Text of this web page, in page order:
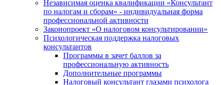
Независимая оценка квалификации «Консультант
по налогам и сборам» - индивидуальная форма
профессиональной активности
Законопроект «О налоговом консультировании»
Психологическая поддержка налоговых
консультантов
Программы в зачет баллов за
профессиональную активность
Дополнительные программы
Налоговый консультант глазами психолога